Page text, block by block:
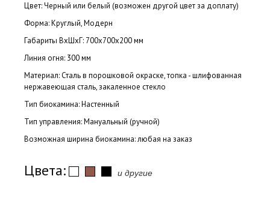
Цвет: Черный или белый (возможен другой цвет за доплату)
Форма: Круглый, Модерн
Габариты ВхШхГ: 700х700х200 мм
Линия огня: 300 мм
Материал: Сталь в порошковой окраске, топка - шлифованная
нержавеющая сталь, закаленное стекло
Тип биокамина: Настенный
Тип управления: Мануальный (ручной)
Возможная ширина биокамина: любая на заказ
Цвета: и другие